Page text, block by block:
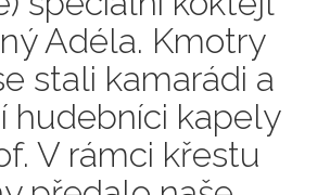
Adéla. Kmotry
stali kamarádi a
hudebníci kapely
V rámci křestu